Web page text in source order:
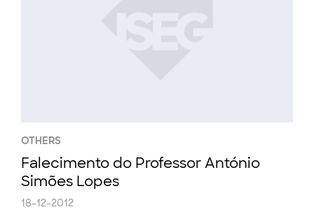
OTHERS
Falecimento do Professor António
Simões Lopes
18-12-2012